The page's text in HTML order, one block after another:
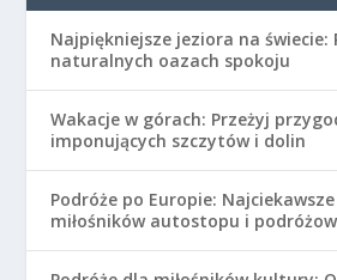
Najpiękniejsze jeziora na świecie:
naturalnych oazach spokoju
Wakacje w górach: Przeżyj
imponujących szczytów i dolin
Podróże po Europie:
miłośników autostopu i